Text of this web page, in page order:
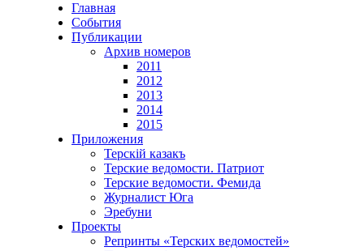
Главная
События
Публикации
Архив номеров
2011
2012
2013
2014
2015
Приложения
Терскiй казакъ
Терские ведомости. Патриот
Терские ведомости. Фемида
Журналист Юга
Эребуни
Проекты
Репринты «Терских ведомостей»